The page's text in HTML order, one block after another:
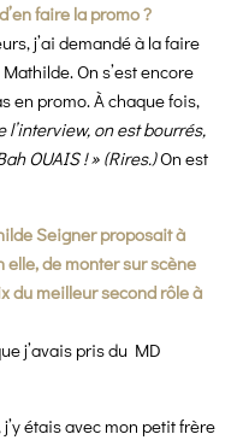
faire la promo ?
j’ai demandé à la faire
On s’est encore
en promo. À chaque fois,
l’interview, on est bourrés,
OUAIS ! » (Rires.)On est
Seigner proposait à
de monter sur scène
du meilleur second rôle à
j’avais pris du MD
étais avec mon petit frère